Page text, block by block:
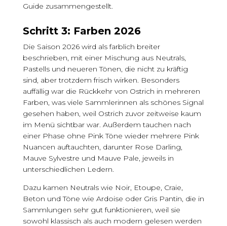
Guide zusammengestellt.
Schritt 3: Farben 2026
Die Saison 2026 wird als farblich breiter
beschrieben, mit einer Mischung aus Neutrals,
Pastells und neueren Tönen, die nicht zu kräftig
sind, aber trotzdem frisch wirken. Besonders
auffällig war die Rückkehr von Ostrich in mehreren
Farben, was viele Sammlerinnen als schönes Signal
gesehen haben, weil Ostrich zuvor zeitweise kaum
im Menü sichtbar war. Außerdem tauchen nach
einer Phase ohne Pink Töne wieder mehrere Pink
Nuancen auftauchten, darunter Rose Darling,
Mauve Sylvestre und Mauve Pale, jeweils in
unterschiedlichen Ledern.
Dazu kamen Neutrals wie Noir, Etoupe, Craie,
Beton und Töne wie Ardoise oder Gris Pantin, die in
Sammlungen sehr gut funktionieren, weil sie
sowohl klassisch als auch modern gelesen werden